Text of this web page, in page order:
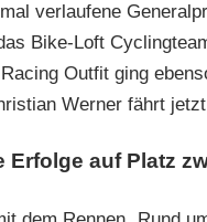
verlaufene
Bike-Loft
Outfit ging
Werner fährt
Erfolge auf Platz